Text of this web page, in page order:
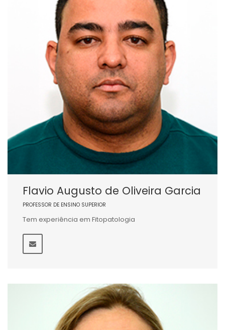
Flavio Augusto de Oliveira Garcia
PROFESSOR DE ENSINO SUPERIOR
Tem experiência em Fitopatologia